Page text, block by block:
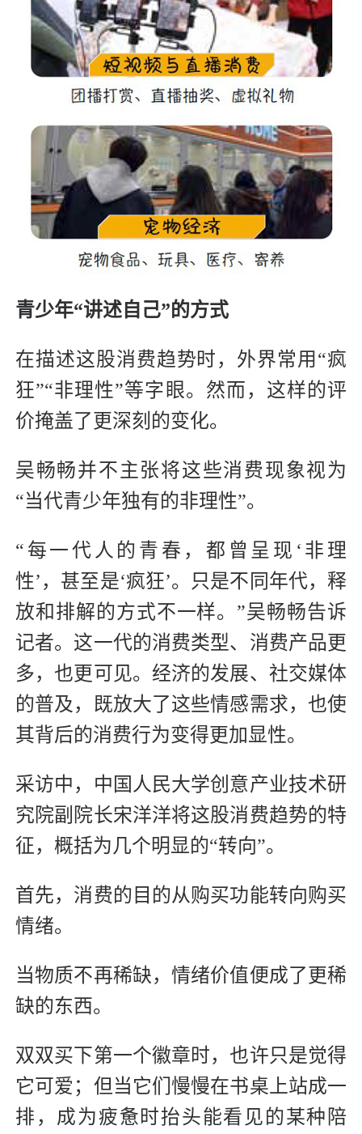
青少年“讲述自己”的方式
在描述这股消费趋势时，外界常用“疯
狂”“非理性”等字眼。然而，这样的评
价掩盖了更深刻的变化。
吴畅畅并不主张将这些消费现象视为
“当代青少年独有的非理性”。
“每一代人的青春，都曾呈现‘非理
性’，甚至是‘疯狂’。只是不同年代，释
放和排解的方式不一样。”吴畅畅告诉
记者。这一代的消费类型、消费产品更
多，也更可见。经济的发展、社交媒体
的普及，既放大了这些情感需求，也使
其背后的消费行为变得更加显性。
采访中，中国人民大学创意产业技术研
究院副院长宋洋洋将这股消费趋势的特
征，概括为几个明显的“转向”。
首先，消费的目的从购买功能转向购买
情绪。
当物质不再稀缺，情绪价值便成了更稀
缺的东西。
双双买下第一个徽章时，也许只是觉得
它可爱；但当它们慢慢在书桌上站成一
排，成为疲惫时抬头能看见的某种陪